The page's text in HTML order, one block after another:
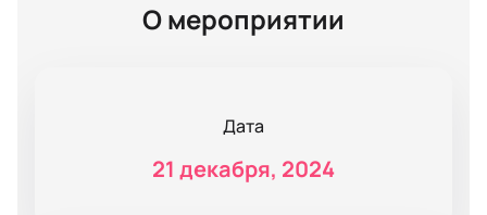
О мероприятии
Дата
21 декабря, 2024